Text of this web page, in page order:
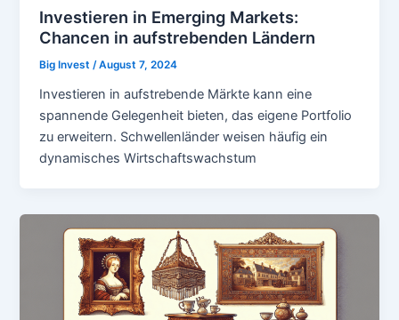
Investieren in Emerging Markets:
Chancen in aufstrebenden Ländern
Big Invest/August 7, 2024
Investieren in aufstrebende Märkte kann eine
spannende Gelegenheit bieten, das eigene Portfolio
zu erweitern. Schwellenländer weisen häufig ein
dynamisches Wirtschaftswachstum